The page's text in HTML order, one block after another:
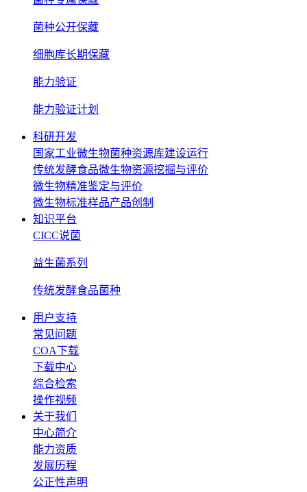
菌种公开保藏
细胞库长期保藏
能力验证
能力验证计划
科研开发
国家工业微生物菌种资源库建设运行
传统发酵食品微生物资源挖掘与评价
微生物精准鉴定与评价
微生物标准样品产品创制
知识平台
CICC说菌
益生菌系列
传统发酵食品菌种
用户支持
常见问题
COA下载
下载中心
综合检索
操作视频
关于我们
中心简介
能力资质
发展历程
公正性声明